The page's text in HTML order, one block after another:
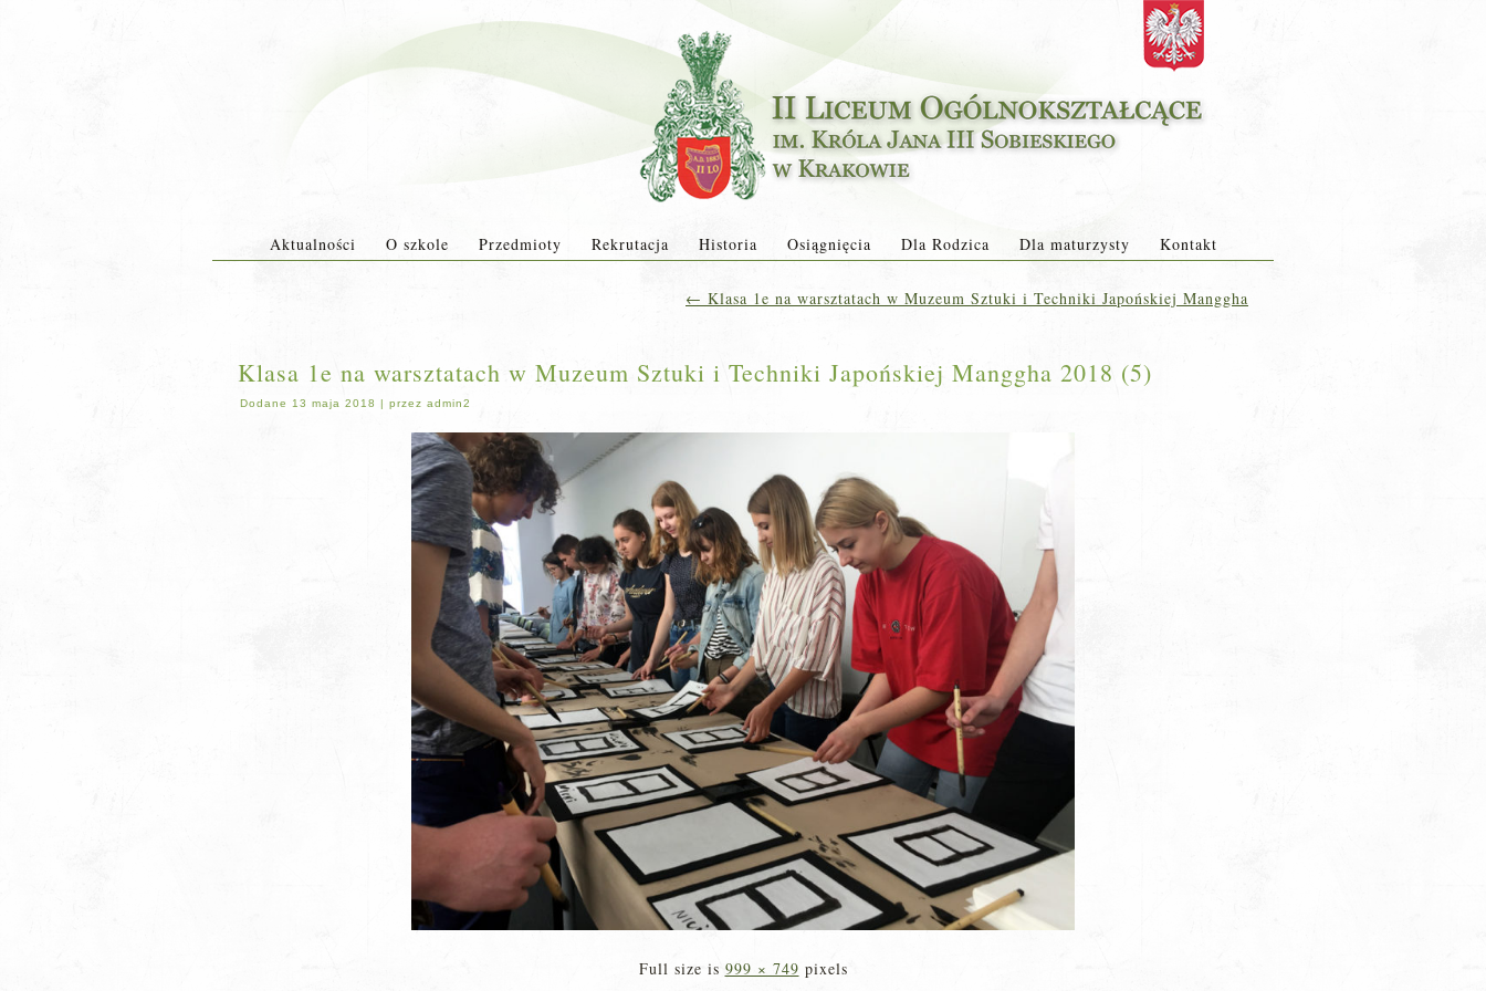
Aktualności O szkole Przedmioty Rekrutacja Historia Osiągnięcia Dla Rodzica Dla maturzysty Kontakt
← Klasa 1e na warsztatach w Muzeum Sztuki i Techniki Japońskiej Manggha
Klasa 1e na warsztatach w Muzeum Sztuki i Techniki Japońskiej Manggha 2018 (5)
Dodane 13 maja 2018 | przez admin2
Full size is 999 × 749 pixels